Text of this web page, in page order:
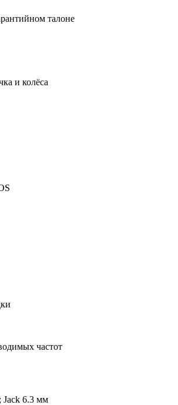
талоне
и колёса
частот
Jack 6.3 мм